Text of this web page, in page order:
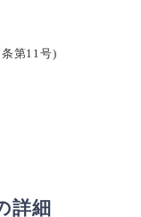
第11号)
詳細